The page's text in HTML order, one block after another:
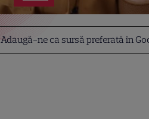
Adaugă-ne ca sursă preferată în